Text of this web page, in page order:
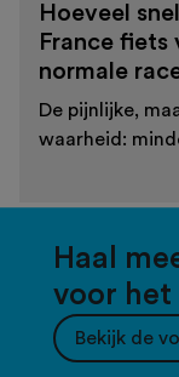
Hoeveel
France fiets
normale
De pijnlijke,
waarheid:
Haal
voor het
Bekijk de